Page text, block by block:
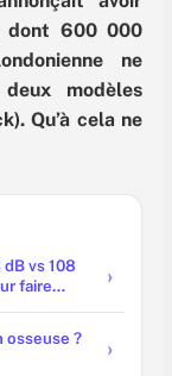
dont 600 000
ne
modèles
Qu’à cela ne
vs 108
faire
osseuse ?